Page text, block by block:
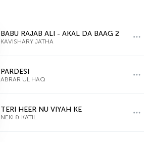
BABU RAJAB ALI - AKAL DA BAAG 2
KAVISHARY JATHA
PARDESI
ABRAR UL HAQ
TERI HEER NU VIYAH KE
NEKI & KATIL